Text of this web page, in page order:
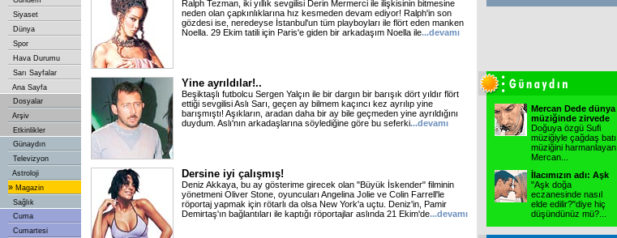
Siyaset
Dünya
Spor
Hava Durumu
Sarı Sayfalar
Ana Sayfa
Dosyalar
Arşiv
Etkinlikler
Günaydın
Televizyon
Astroloji
» Magazin
Sağlık
Cuma
Cumartesi
Ralph Tezman, iki yıllık sevgilisi Derin Mermerci ile ilişkisinin bitmesine
neden olan çapkınlıklarına hız kesmeden devam ediyor! Ralph'in son
gözdesi ise, neredeyse İstanbul'un tüm playboyları ile flört eden manken
Noella. 29 Ekim tatili için Paris'e giden bir arkadaşım Noella ile...devamı
Yine ayrıldılar!..
Beşiktaşlı futbolcu Sergen Yalçın ile bir dargın bir barışık dört yıldır flört
ettiği sevgilisi Aslı Sarı, geçen ay bilmem kaçıncı kez ayrılıp yine
barışmıştı! Aşıkların, aradan daha bir ay bile geçmeden yine ayrıldığını
duydum. Aslı'nın arkadaşlarına söylediğine göre bu seferki...devamı
Dersine iyi çalışmış!
Deniz Akkaya, bu ay gösterime girecek olan "Büyük İskender" filminin
yönetmeni Oliver Stone, oyuncuları Angelina Jolie ve Colin Farrell'le
röportaj yapmak için rötarlı da olsa New York'a uçtu. Deniz'in, Pamir
Demirtaş'ın bağlantıları ile kaptığı röportajlar aslında 21 Ekim'de...devamı
Mercan Dede dünya
müziğinde zirvede
Doğuya özgü Sufi
müziğiyle çağdaş batı
müziğini harmanlayan
Mercan
İlacımızın adı: Aşk
"Aşk doğa
eczanesinde nasıl
elde edilir?"diye hiç
düşündünüz mü?